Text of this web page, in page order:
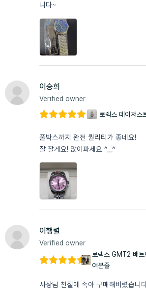
니다~
이승희
Verified owner
로 평가됨
로렉스 데이저스
풀박스까지 완전 퀄리티가 좋네요!
잘 찰게요! 많이파세요 ^__^
이행렬
Verified owner
로 평가됨
로렉스 GMT2 배
여분줄
사장님 친절에 속아 구매해버렸습니